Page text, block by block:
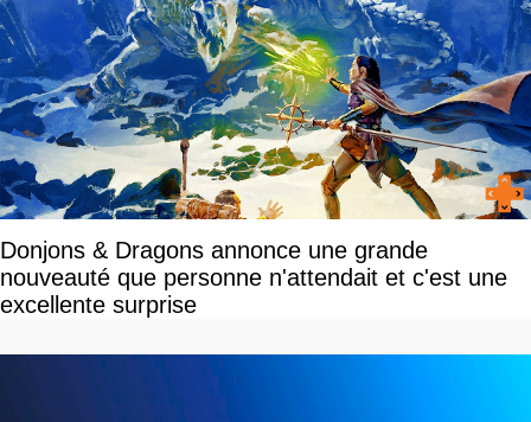
Donjons & Dragons annonce une grande
nouveauté que personne n'attendait et c'est une
excellente surprise